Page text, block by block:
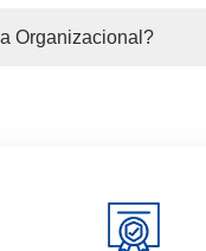
Organizacional?